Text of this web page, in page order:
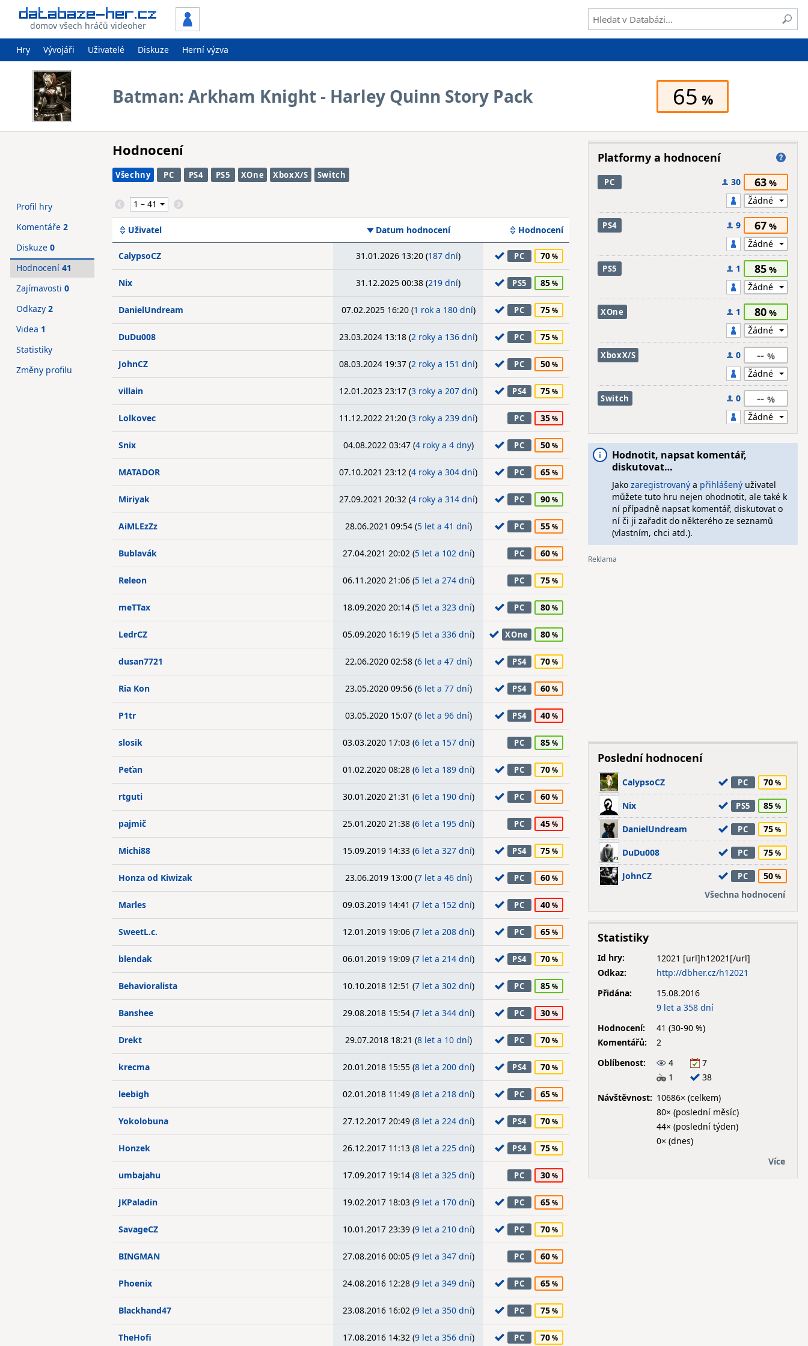
domov všech hráčů videoher
Hry Vývojáři Uživatelé Diskuze Herní výzva
Batman: Arkham Knight - Harley Quinn Story Pack 65
Hodnocení
Všechny PC PS4 PS5 XOne XboxX/S Switch
Uživatel Datum hodnocení Hodnocení
CalypsoCZ 31.01.2026 13:20 (187 dní) PC 70
Nix 31.12.2025 00:38 (219 dní) PS5 85
DanielUndream 07.02.2025 16:20 (1 rok a 180 dní) PC 75
DuDu008 23.03.2024 13:18 (2 roky a 136 dní) PC 75
JohnCZ 08.03.2024 19:37 (2 roky a 151 dní) PC 50
villain 12.01.2023 23:17 (3 roky a 207 dní) PS4 75
Lolkovec 11.12.2022 21:20 (3 roky a 239 dní) PC 35
Snix 04.08.2022 03:47 (4 roky a 4 dny) PC 50
MATADOR 07.10.2021 23:12 (4 roky a 304 dní) PC 65
Miriyak 27.09.2021 20:32 (4 roky a 314 dní) PC 90
AiMLEzZz 28.06.2021 09:54 (5 let a 41 dní) PC 55
Bublavák 27.04.2021 20:02 (5 let a 102 dní) PC 60
Releon 06.11.2020 21:06 (5 let a 274 dní) PC 75
meTTax 18.09.2020 20:14 (5 let a 323 dní) PC 80
LedrCZ 05.09.2020 16:19 (5 let a 336 dní) XOne 80
dusan7721 22.06.2020 02:58 (6 let a 47 dní) PS4 70
Ria Kon 23.05.2020 09:56 (6 let a 77 dní) PS4 60
P1tr 03.05.2020 15:07 (6 let a 96 dní) PS4 40
slosik 03.03.2020 17:03 (6 let a 157 dní) PC 85
Peťan 01.02.2020 08:28 (6 let a 189 dní) PC 70
rtguti 30.01.2020 21:31 (6 let a 190 dní) PC 60
pajmič 25.01.2020 21:38 (6 let a 195 dní) PC 45
Michi88 15.09.2019 14:33 (6 let a 327 dní) PS4 75
Honza od Kiwizak 23.06.2019 13:00 (7 let a 46 dní) PC 60
Marles 09.03.2019 14:41 (7 let a 152 dní) PC 40
SweetL.c. 12.01.2019 19:06 (7 let a 208 dní) PC 65
blendak 06.01.2019 19:09 (7 let a 214 dní) PS4 70
Behavioralista 10.10.2018 12:51 (7 let a 302 dní) PC 85
Banshee 29.08.2018 15:54 (7 let a 344 dní) PC 30
Drekt 29.07.2018 18:21 (8 let a 10 dní) PC 70
krecma 20.01.2018 15:55 (8 let a 200 dní) PS4 70
leebigh 02.01.2018 11:49 (8 let a 218 dní) PC 65
Yokolobuna 27.12.2017 20:49 (8 let a 224 dní) PS4 70
Honzek 26.12.2017 11:13 (8 let a 225 dní) PS4 75
umbajahu 17.09.2017 19:14 (8 let a 325 dní) PC 30
JKPaladin 19.02.2017 18:03 (9 let a 170 dní) PC 65
SavageCZ 10.01.2017 23:39 (9 let a 210 dní) PC 70
BINGMAN 27.08.2016 00:05 (9 let a 347 dní) PC 60
Phoenix 24.08.2016 12:28 (9 let a 349 dní) PC 65
Blackhand47 23.08.2016 16:02 (9 let a 350 dní) PC 75
TheHofi 17.08.2016 14:32 (9 let a 356 dní) PC 70
Profil hry
Komentáře 2
Diskuze 0
Hodnocení 41
Zajímavosti 0
Odkazy 2
Videa 1
Statistiky
Změny profilu
Platformy a hodnocení
PC 30 63
PS4 9 67
PS5 1 85
XOne 1 80
XboxX/S 0 --
Switch 0 --
Hodnotit, napsat komentář,
diskutovat…
Jako zaregistrovanýa přihlášenýuživatel
můžete tuto hru nejen ohodnotit, ale také k
ní případně napsat komentář, diskutovat o
ní či ji zařadit do některého ze seznamů
(vlastním, chci atd.).
Poslední hodnocení
CalypsoCZ PC 70
Nix PS5 85
DanielUndream PC 75
DuDu008 PC 75
JohnCZ PC
50
Všechna hodnocení
Statistiky
Id hry:
12021
Odkaz:
http://dbher.cz/h12021
Přidána:
15.08.2016
9 let a 358 dní
Hodnocení:
41 (30-90 %)
Komentářů:
2
Oblíbenost:
4
7
1
38
Návštěvnost: 10686× (celkem)
80× (poslední měsíc)
44× (poslední týden)
0× (dnes)
Více